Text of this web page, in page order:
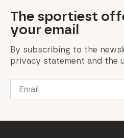
The sportiest
your email
By subscribing to the
privacy statement and the
Email